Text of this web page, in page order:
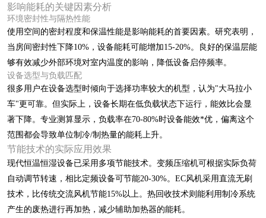
影响能耗的关键因素分析
环境密封性与隔热性能
使用空间的密封程度和保温性能是影响能耗的首要因素。研究表明，
当房间密封性下降10%，设备能耗可能增加15-20%。良好的保温层能
够有效减少外部环境对室内温度的影响，降低设备启停频率。
设备选型与负载匹配
很多用户在设备选型时倾向于选择功率较大的机型，认为"大马拉小
车"更可靠。但实际上，设备长期在低负载状态下运行，能效比会显
著下降。专业测算显示，负载率在70-80%时设备能效*优，偏离这个
范围都会导致单位制冷/制热量的能耗上升。
节能技术的实际应用效果
现代恒温恒湿设备已采用多项节能技术。变频压缩机可根据实际负荷
自动调节转速，相比定频设备可节能20-30%。EC风机采用直流无刷
技术，比传统交流风机节能15%以上。热回收技术则能利用制冷系统
产生的废热进行再加热，减少辅助加热器的能耗。